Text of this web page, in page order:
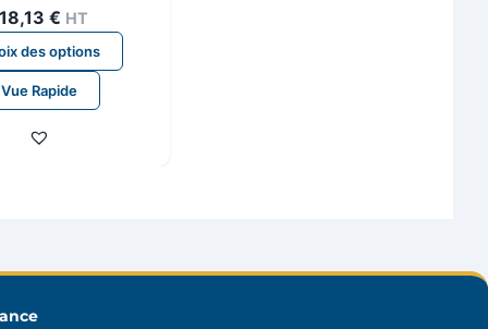
€ HT
des options
Ce
produit
Vue Rapide